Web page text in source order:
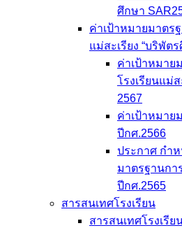
ศึกษา
ค่าเป้าหมายมาตร
แม่สะเรียง “บริพัต
ค่าเป้าหมาย
โรงเรียนแม่ส
2567
ค่าเป้าหมาย
ปีกศ.2566
ประกาศ กำ
มาตรฐานก
ปีกศ.2565
สารสนเทศโรงเรียน
สารสนเทศโรงเรีย